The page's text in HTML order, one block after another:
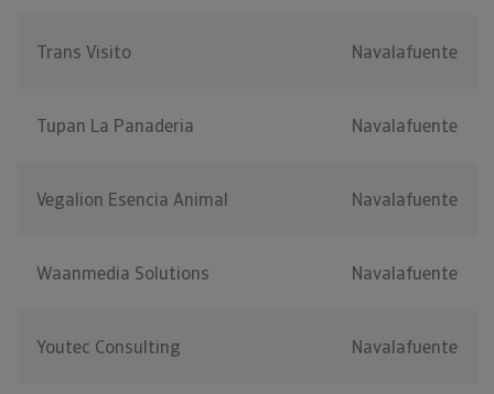
Trans Visito Navalafuente
Tupan La Panaderia Navalafuente
Vegalion Esencia Animal Navalafuente
Waanmedia Solutions Navalafuente
Youtec Consulting Navalafuente